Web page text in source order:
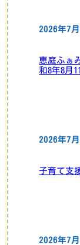
2026年7
恵庭ふぁ
和8年8月
2026年7
子育て支
2026年7